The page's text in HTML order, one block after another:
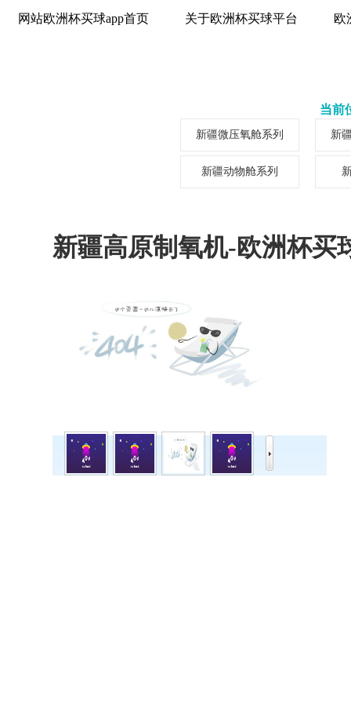
网站欧洲杯买球app首页 关于欧洲杯买球平台 欧
当前
新疆微压氧舱系列 新
新疆动物舱系列
新疆高原制氧机-欧洲杯买